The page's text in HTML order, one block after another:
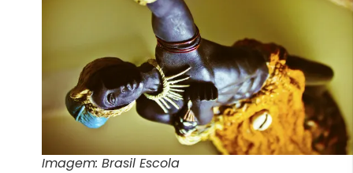
Imagem: Brasil Escola